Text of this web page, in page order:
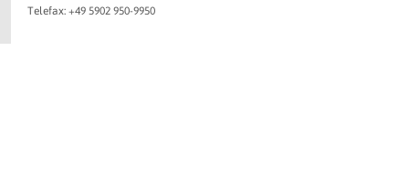
Telefax: +49 5902 950-9950